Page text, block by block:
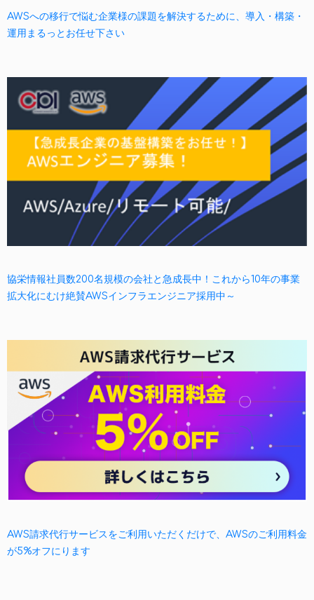
AWSへの移行で悩む企業様の課題を解決するために、導入・構築・
運用まるっとお任せ下さい
協栄情報社員数200名規模の会社と急成長中！これから10年の事業
拡大化にむけ絶賛AWSインフラエンジニア採用中～
AWS請求代行サービスをご利用いただくだけで、AWSのご利用料金
が5%オフにります